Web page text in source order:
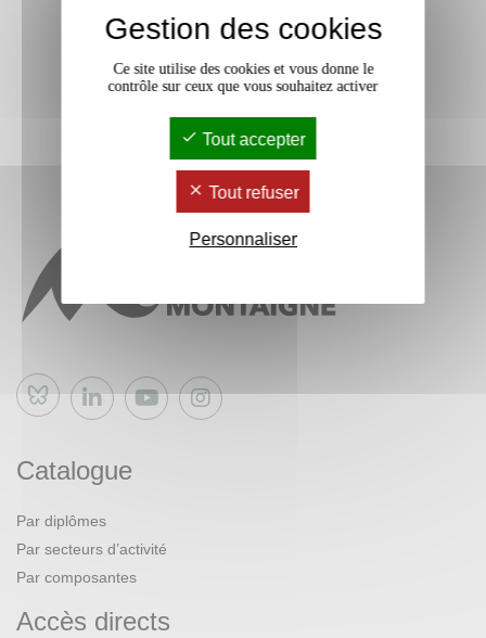
Bluesky
Catalogue
Par diplômes
Par secteurs d’activité
Par composantes
Accès directs
Gestion des cookies
Ce site utilise des cookies et vous donne le
contrôle sur ceux que vous souhaitez activer
Tout accepter
Tout refuser
Personnaliser